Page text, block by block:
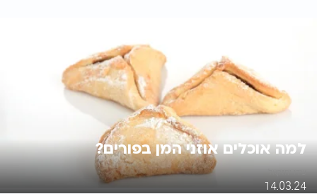
למה אוכלים אוזני המן בפורים?
14.03.24